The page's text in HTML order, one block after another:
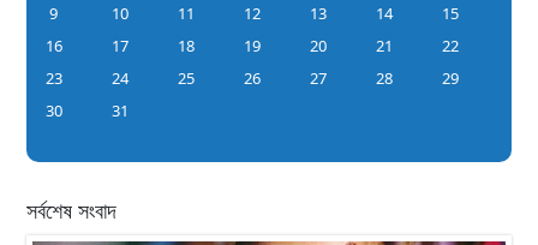
9
10 11 12 13 14
15
16
17 18 19 20 21
22
23
24 25 26 27 28
29
30
31
সর্বশেষ সংবাদ